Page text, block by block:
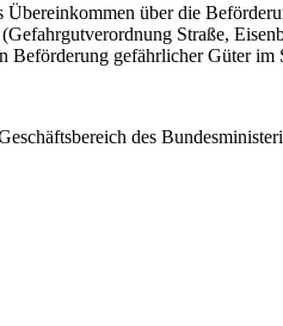
über die
Straße,
gefährlicher Güter im
des